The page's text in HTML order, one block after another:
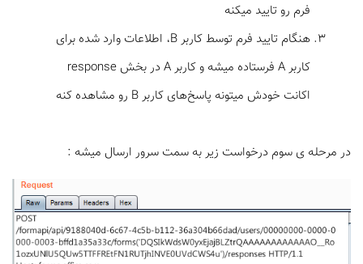
فرم رو تایید میکنه
هنگام تایید فرم توسط کاربر B، اطلاعات وارد شده برای
کاربر A فرستاده میشه و کاربر A در بخش response
اکانت خودش میتونه پاسخ‌های کاربر B رو مشاهده کنه
در مرحله ی سوم درخواست زیر به سمت سرور ارسال میشه :